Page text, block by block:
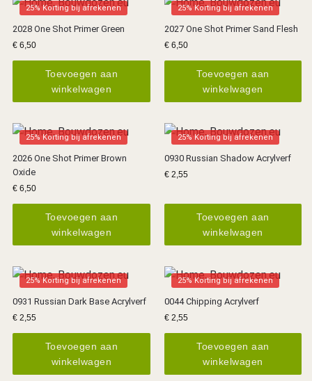
25% Korting bij afrekenen
2028 One Shot Primer Green
€ 6,50
Toevoegen aan
winkelwagen
25% Korting bij afrekenen
2027 One Shot Primer Sand Flesh
€6,50
Toevoegen aan
winkelwagen
25% Korting bij afrekenen
2026 One Shot Primer Brown
Oxide
€ 6,50
Toevoegen aan
winkelwagen
25% Korting bij afrekenen
0930 Russian Shadow Acrylverf
€2,55
Toevoegen aan
winkelwagen
25% Korting bij afrekenen
0931 Russian Dark Base Acrylverf
€ 2,55
Toevoegen aan
winkelwagen
25% Korting bij afrekenen
0044 Chipping Acrylverf
€2,55
Toevoegen aan
winkelwagen